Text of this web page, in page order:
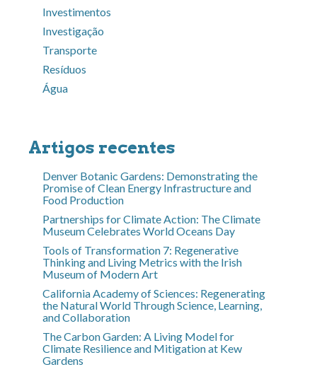
Investimentos
Investigação
Transporte
Resíduos
Água
Artigos recentes
Denver Botanic Gardens: Demonstrating the
Promise of Clean Energy Infrastructure and
Food Production
Partnerships for Climate Action: The Climate
Museum Celebrates World Oceans Day
Tools of Transformation 7: Regenerative
Thinking and Living Metrics with the Irish
Museum of Modern Art
California Academy of Sciences: Regenerating
the Natural World Through Science, Learning,
and Collaboration
The Carbon Garden: A Living Model for
Climate Resilience and Mitigation at Kew
Gardens